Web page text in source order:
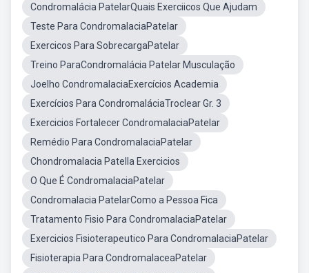
Condromalácia PatelarQuais Exerciicos Que Ajudam
Teste Para CondromalaciaPatelar
Exercicos Para SobrecargaPatelar
Treino ParaCondromalácia Patelar Musculação
Joelho CondromalaciaExercícios Academia
Exercícios Para CondromaláciaTroclear Gr. 3
Exercicios Fortalecer CondromalaciaPatelar
Remédio Para CondromalaciaPatelar
Chondromalacia Patella Exercicios
O Que É CondromalaciaPatelar
Condromalacia PatelarComo a Pessoa Fica
Tratamento Fisio Para CondromalaciaPatelar
Exercicios Fisioterapeutico Para CondromalaciaPatelar
Fisioterapia Para CondromalaceaPatelar